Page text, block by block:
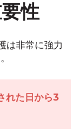
性
は非常に強力
れた日から3